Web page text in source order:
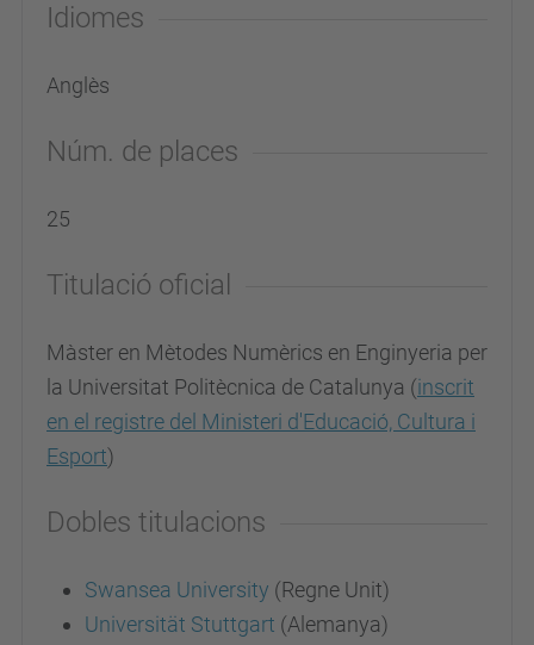
Idiomes
Anglès
Núm. de places
25
Titulació oficial
Màster en Mètodes Numèrics en Enginyeria per
la Universitat Politècnica de Catalunya (inscrit
en el registre del Ministeri d'Educació, Cultura i
Esport)
Dobles titulacions
Swansea University (Regne Unit)
Universität Stuttgart (Alemanya)